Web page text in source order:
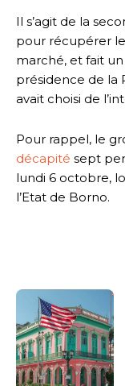
Il s’agit de la
pour récupérer
marché, et fait
présidence de la
avait choisi de
Pour rappel, le
décapité sept
lundi 6 octobre,
l’Etat de Borno.